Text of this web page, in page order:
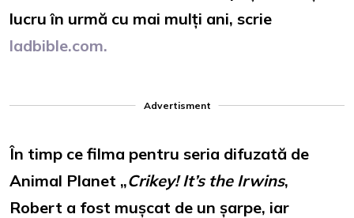
lucru în urmă cu mai mulți ani, scrie
ladbible.com.
Advertisment
În timp ce filma pentru seria difuzată de
Animal Planet „Crikey! It’s the Irwins,
Robert a fost mușcat de un șarpe, iar